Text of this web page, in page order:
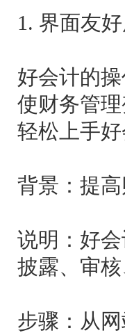
1. 界面友
好会计的
使财务管
轻松上手好
背景：提
说明：好
披露、审
步骤：从